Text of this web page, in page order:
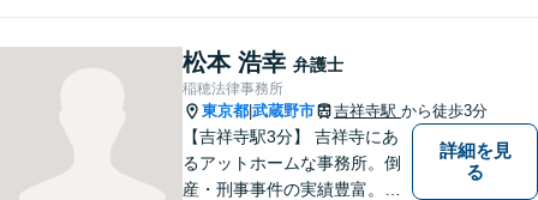
を図ります。お困りごとがあ
ればお気軽にご相談くださ
い！
松本 浩幸 弁護士
稲穂法律事務所
東京都 武蔵野市 吉祥寺駅 から徒歩3分
【吉祥寺駅3分】 吉祥寺にあ
るアットホームな事務所。倒
産・刑事事件の実績豊富。
詳細を見
る